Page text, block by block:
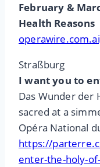
February &
Health Reasons
Straßburg
I want you to
Das Wunder der
sacred at a
Opéra National
https://
enter-the-holy-